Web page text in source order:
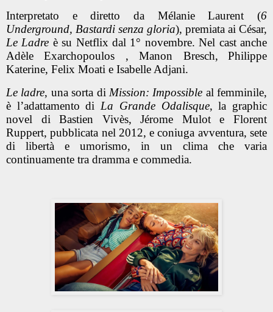
Interpretato e diretto da Mélanie Laurent (6
Underground, Bastardi senza gloria), premiata ai César,
Le Ladre è su Netflix dal 1° novembre. Nel cast anche
Adèle Exarchopoulos , Manon Bresch,
Philippe
Katerine, Felix Moati e Isabelle Adjani.
Le ladre, una sorta di Mission: Impossible al femminile,
è l’adattamento diLa Grande Odalisque, la graphic
novel di Bastien Vivès, Jérome Mulot e Florent
Ruppert, pubblicata nel 2012, e coniuga avventura, sete
di libertà e umorismo, in un clima che varia
continuamente tra dramma e commedia.